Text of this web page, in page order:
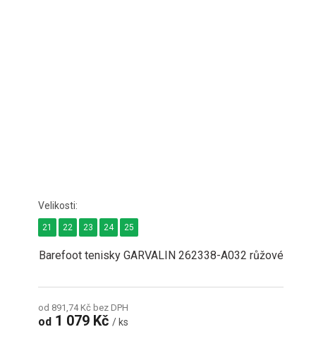
Barefoot tenisky GARVALIN 262338-A032 růžové
od 891,74 Kč bez DPH
od 1 079 Kč/ ks
21 22 23 24 25